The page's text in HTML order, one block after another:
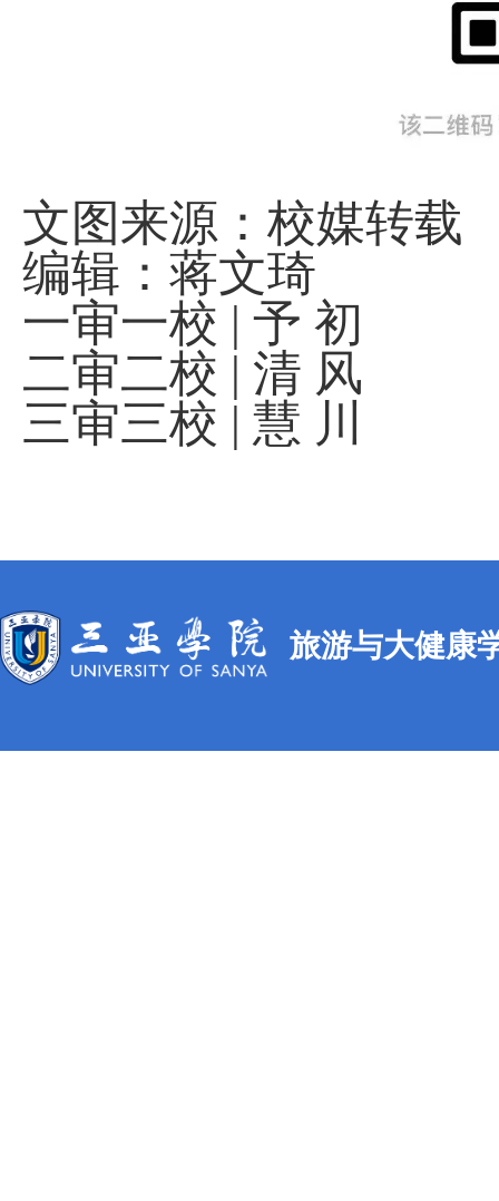
文图来源：校媒转载
编辑：蒋文琦
一审一校 | 予 初
二审二校 | 清 风
三审三校 | 慧 川
旅游与大健康